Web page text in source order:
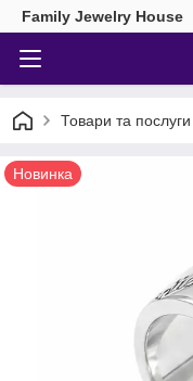
Family Jewelry House
Товари та послуги
Новинка